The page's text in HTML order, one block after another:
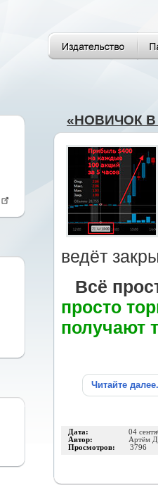
«НОВИЧОК В
ведёт
Всё
просто
получают
Читайте
Дата: 04
Автор: Артём
Просмотров: 3796